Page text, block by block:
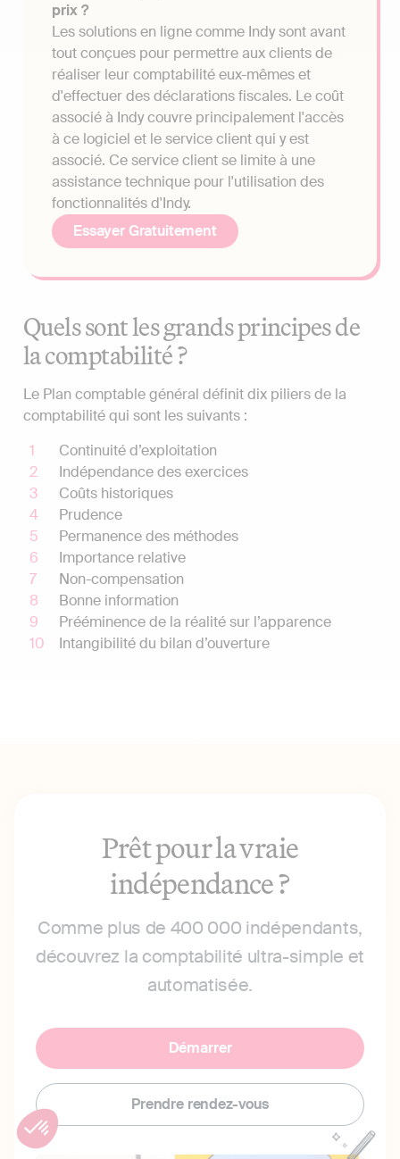
prix ?
Les solutions en ligne comme Indy sont avant
tout conçues pour permettre aux clients de
réaliser leur comptabilité eux-mêmes et
d'effectuer des déclarations fiscales. Le coût
associé à Indy couvre principalement l'accès
à ce logiciel et le service client qui y est
associé. Ce service client se limite à une
assistance technique pour l'utilisation des
fonctionnalités d'Indy.
Essayer Gratuitement
Quels sont les grands principes de
la comptabilité ?
Le Plan comptable général définit dix piliers de la
comptabilité qui sont les suivants :
Continuité d’exploitation
Indépendance des exercices
Coûts historiques
Prudence
Permanence des méthodes
Importance relative
Non-compensation
Bonne information
Prééminence de la réalité sur l’apparence
Intangibilité du bilan d’ouverture
Prêt pour la vraie
indépendance ?
Comme plus de 400 000 indépendants,
découvrez la comptabilité ultra-simple et
automatisée.
Démarrer
Prendre rendez-vous